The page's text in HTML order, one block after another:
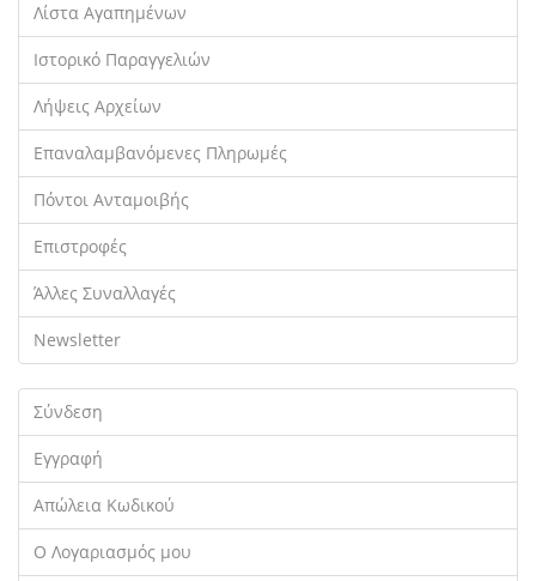
Λίστα Αγαπημένων
Ιστορικό Παραγγελιών
Λήψεις Αρχείων
Επαναλαμβανόμενες Πληρωμές
Πόντοι Ανταμοιβής
Επιστροφές
Άλλες Συναλλαγές
Newsletter
Σύνδεση
Εγγραφή
Απώλεια Κωδικού
Ο Λογαριασμός μου